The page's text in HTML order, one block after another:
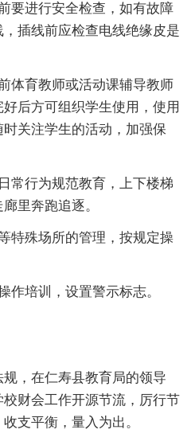
要进行安全检查，如有故障
插线前应检查电线绝缘皮是
体育教师或活动课辅导教师
后方可组织学生使用，使用
关注学生的活动，加强保
常行为规范教育，上下楼梯
里奔跑追逐。
特殊场所的管理，按规定操
作培训，设置警示标志。
，在仁寿县教育局的领导
财会工作开源节流，厉行节
支平衡，量入为出。